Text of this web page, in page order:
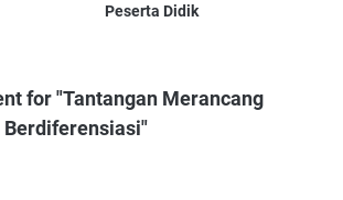
Peserta Didik
for "Tantangan Merancang